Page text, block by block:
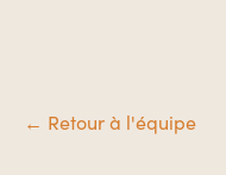
← Retour à l'équipe